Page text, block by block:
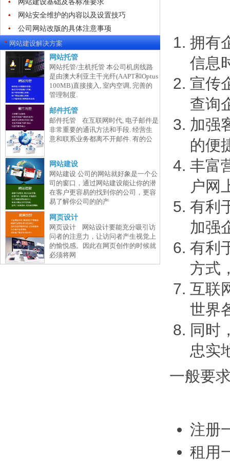
网站安全维护的内容以及设置技巧
公司网站改版的具体注意事项
网站建设解决方案
网站托管
网站托管/主机托管 本公司机房线路
是由澳大利亚主干光纤(AAPT和Optus
100MB)直接接入, 室内空调, 完善的
管理制度.
邮件托管
邮件托管 在互联网时代, 电子邮件是
非常重要的通讯方法和手段. 经营生
意和联系业务都离不开邮件. 有的公
网站建设
网站建设 公司的网站就好象是一个公
司的窗口，通过网站建设能让你的潜
在客户更容易的找到你的公司，更容
易了解你公司的的产
网页设计
网页设计 网站设计要能充分吸引访
问者的注意力，让访问者产生视觉上
的愉悦感。因此在网页创作的时候就
必须将网
拥有
信息
宣传
查询
加强
的便
丰富
户网
有利
加强
有利
方式
互联
世界
同时
忠实
一般要
注册
租用